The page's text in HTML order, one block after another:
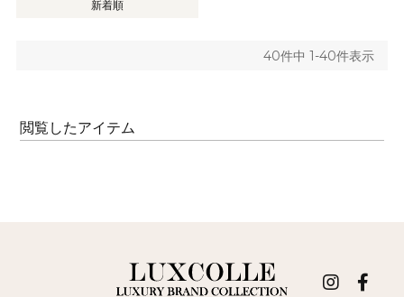
新着順
40件中 1-40件表示
閲覧したアイテム